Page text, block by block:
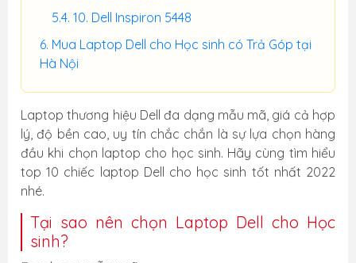
10. Dell Inspiron 5448
Mua Laptop Dell cho Học sinh có Trả Góp tại
Hà Nội
Laptop thương hiệu Dell đa dạng mẫu mã, giá cả hợp
lý, độ bền cao, uy tín chắc chắn là sự lựa chọn hàng
đầu khi chọn laptop cho học sinh. Hãy cùng tìm hiểu
top 10 chiếc laptop Dell cho học sinh tốt nhất 2022
nhé.
Tại sao nên chọn Laptop Dell cho Học
sinh?